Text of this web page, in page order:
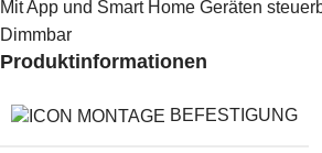
Mit App und Smart Home Geräten
Dimmbar
Produktinformationen
BEFESTIGUNG